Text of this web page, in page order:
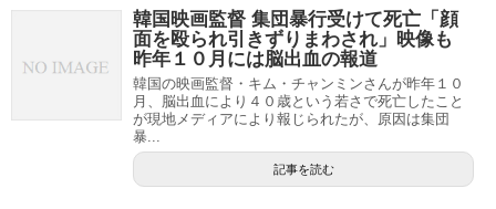
韓国映画監督 集団暴行受けて死亡「顔
面を殴られ引きずりまわされ」映像も
昨年１０月には脳出血の報道
韓国の映画監督・キム・チャンミンさんが昨年１０
月、脳出血により４０歳という若さで死亡したこと
が現地メディアにより報じられたが、原因は集団
暴...
記事を読む